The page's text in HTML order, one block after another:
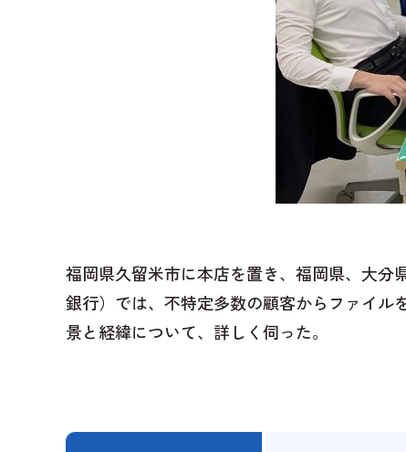
福岡県久留米市に本店を置き、福岡県、大
銀行）では、不特定多数の顧客からファイル
景と経緯について、詳しく伺った。